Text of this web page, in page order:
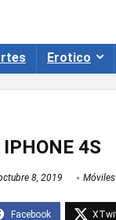
Erotico
4S
8, 2019 Móviles